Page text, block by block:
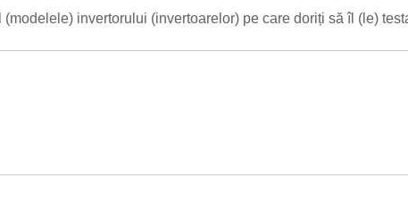
invertorului (invertoarelor) pe care doriți să îl (le)